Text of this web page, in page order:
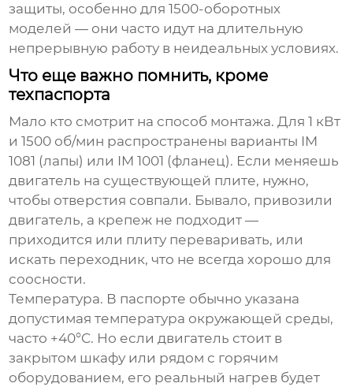
защиты, особенно для 1500-оборотных
моделей — они часто идут на длительную
непрерывную работу в неидеальных условиях.
Что еще важно помнить, кроме
техпаспорта
Мало кто смотрит на способ монтажа. Для 1 кВт
и 1500 об/мин распространены варианты IM
1081 (лапы) или IM 1001 (фланец). Если меняешь
двигатель на существующей плите, нужно,
чтобы отверстия совпали. Бывало, привозили
двигатель, а крепеж не подходит —
приходится или плиту переваривать, или
искать переходник, что не всегда хорошо для
соосности.
Температура. В паспорте обычно указана
допустимая температура окружающей среды,
часто +40°C. Но если двигатель стоит в
закрытом шкафу или рядом с горячим
оборудованием, его реальный нагрев будет